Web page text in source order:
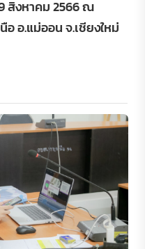
สิงหาคม 2566 ณ
อ.แม่ออน จ.เชียงใหม่